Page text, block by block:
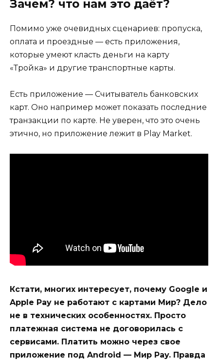
Зачем? что нам это даёт?
Помимо уже очевидных сценариев: пропуска,
оплата и проездные — есть приложения,
которые умеют класть деньги на карту
«Тройка» и другие транспортные карты.
Есть приложение — Считыватель банковских
карт. Оно например может показать последние
транзакции по карте. Не уверен, что это очень
этично, но приложение лежит в Play Market.
Кстати, многих интересует, почему Google и
Apple Pay не работают с картами Мир? Дело
не в технических особенностях. Просто
платежная система не договорилась с
сервисами. Платить можно через свое
приложение под Android — Мир Pay. Правда